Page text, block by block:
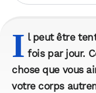
I l peut être
fois par jour.
chose que vous
votre corps